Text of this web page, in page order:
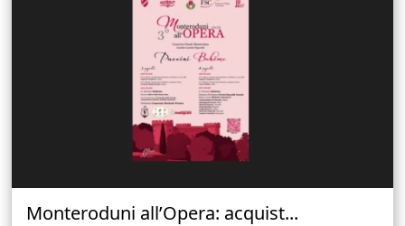
Monteroduni all’Opera: acquist...